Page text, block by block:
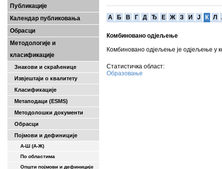
Публикације
Календар публиковања
Обрасци
Методологије и
класификације
Знакови и скраћенице
Извјештаји о квалитету
Класификације
Метаподаци (ESMS)
Методолошки документи
Обрасци
Појмови и дефиниције
А-Ш (A-Ж)
По областима
Општи појмови и дефиниције
A Б В Г Д Ђ Е Ж З И Ј К Л
Комбиновано одјељење
Комбиновано одјељење је одјељење у
Статистичка област:
Образовање